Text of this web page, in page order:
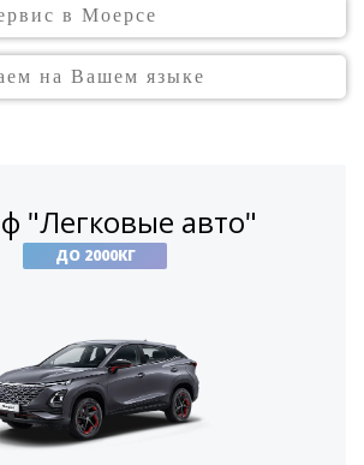
в Моерсе
на Вашем языке
"Легковые авто"
ДО 2000КГ